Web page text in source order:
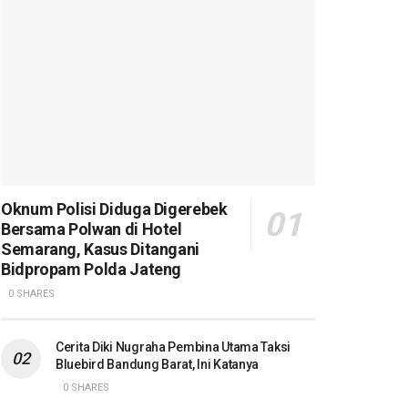
Oknum Polisi Diduga Digerebek
Bersama Polwan di Hotel
Semarang, Kasus Ditangani
Bidpropam Polda Jateng
0 SHARES
Cerita Diki Nugraha Pembina Utama Taksi
Bluebird Bandung Barat, Ini Katanya
0 SHARES